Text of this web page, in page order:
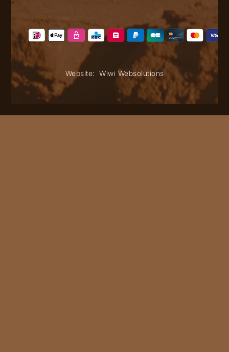
Website: Wiwi Websolutions